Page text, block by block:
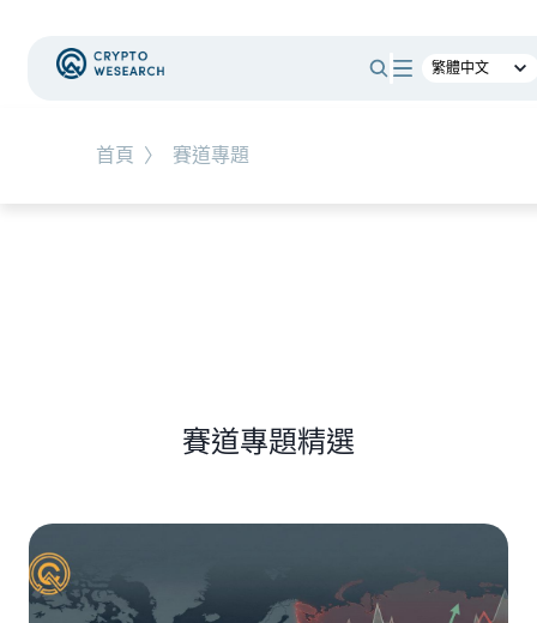
首頁 〉 賽道專題
新手教學 #基礎知識
賽道專題精選